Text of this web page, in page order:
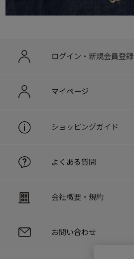
ログイン・新規会員登録
マイページ
ショッピングガイド
よくある質問
会社概要・規約
お問い合わせ